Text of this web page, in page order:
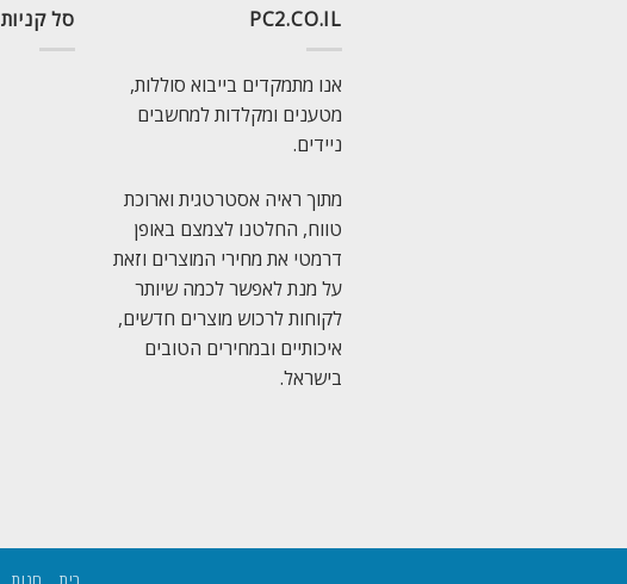
PC2.CO.IL
אנו מתמקדים בייבוא סוללות,
מטענים ומקלדות למחשבים
ניידים.
מתוך ראיה אסטרטגית וארוכת
טווח, החלטנו לצמצם באופן
דרמטי את מחירי המוצרים וזאת
על מנת לאפשר לכמה שיותר
לקוחות לרכוש מוצרים חדשים,
איכותיים ובמחירים הטובים
בישראל.
סל קניות
בית חנות